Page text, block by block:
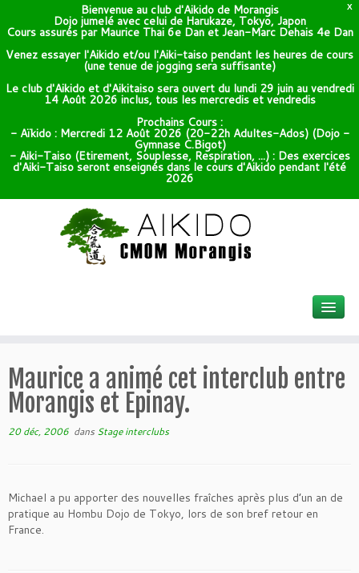
X
Bienvenue au club d'Aikido de Morangis
Dojo jumelé avec celui de Harukaze, Tokyo, Japon
Cours assurés par Maurice Thai 6e Dan et Jean-Marc Dehais 4e Dan
Venez essayer l'Aikido et/ou l'Aiki-taiso pendant les heures de cours
(une tenue de jogging sera suffisante)
Le club d'Aikido et d'Aikitaiso sera ouvert du lundi 29 juin au vendredi
14 Août 2026 inclus, tous les mercredis et vendredis
Prochains Cours :
- Aïkido : Mercredi 12 Août 2026 (20-22h Adultes-Ados) (Dojo -
Gymnase C.Bigot)
- Aiki-Taiso (Etirement, Souplesse, Respiration, ...) : Des exercices
d'Aiki-Taiso seront enseignés dans le cours d'Aikido pendant l'été
2026
Maurice a animé cet interclub entre
Morangis et Epinay.
20 déc, 2006 dans Stage interclubs
Michael a pu apporter des nouvelles fraîches après plus d’un an de
pratique au Hombu Dojo de Tokyo, lors de son bref retour en
France.